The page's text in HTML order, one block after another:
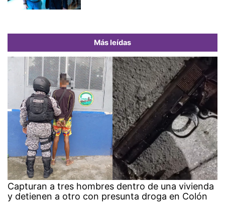
Más leídas
Capturan a tres hombres dentro de una vivienda
y detienen a otro con presunta droga en Colón